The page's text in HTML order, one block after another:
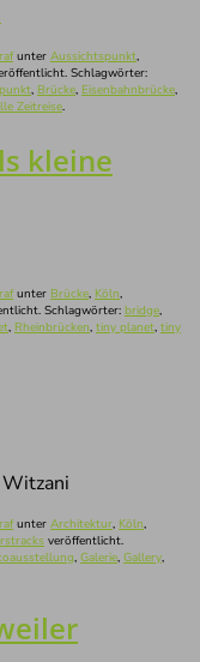
unter Aussichtspunkt,
Schlagwörter:
, Brücke, Eisenbahnbrücke,
Zeitreise.
kleine
unter Brücke, Köln,
Schlagwörter: bridge,
, Rheinbrücken, tiny planet, tiny
unter Architektur, Köln,
veröffentlicht.
, Galerie, Gallery,